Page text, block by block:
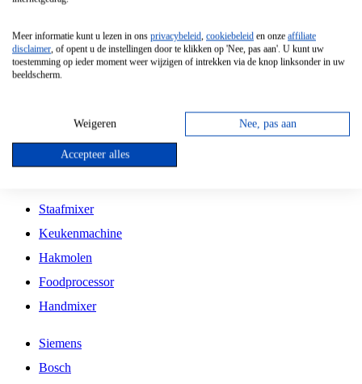
Vrijstaande Magnetron
Vrijstaande Kookplaat
Inbouw Gaskookplaat
Inbouw Keramische Kookplaat
Kookplaat Accessoires
Staafmixer
Keukenmachine
Hakmolen
Foodprocessor
Handmixer
Siemens
Bosch
Meer informatie kunt u lezen in ons privacybeleid, cookiebeleid en onze affiliate
disclaimer, of opent u de instellingen door te klikken op 'Nee, pas aan'. U kunt uw
toestemming op ieder moment weer wijzigen of intrekken via de knop linksonder in uw
beeldscherm.
Weigeren Nee, pas aan
Accepteer alles